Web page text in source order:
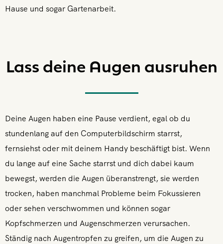
Hause und sogar Gartenarbeit.
Lass deine Augen ausruhen
Deine Augen haben eine Pause verdient, egal ob du
stundenlang auf den Computerbildschirm starrst,
fernsiehst oder mit deinem Handy beschäftigt bist. Wenn
du lange auf eine Sache starrst und dich dabei kaum
bewegst, werden die Augen überanstrengt, sie werden
trocken, haben manchmal Probleme beim Fokussieren
oder sehen verschwommen und können sogar
Kopfschmerzen und Augenschmerzen verursachen.
Ständig nach Augentropfen zu greifen, um die Augen zu